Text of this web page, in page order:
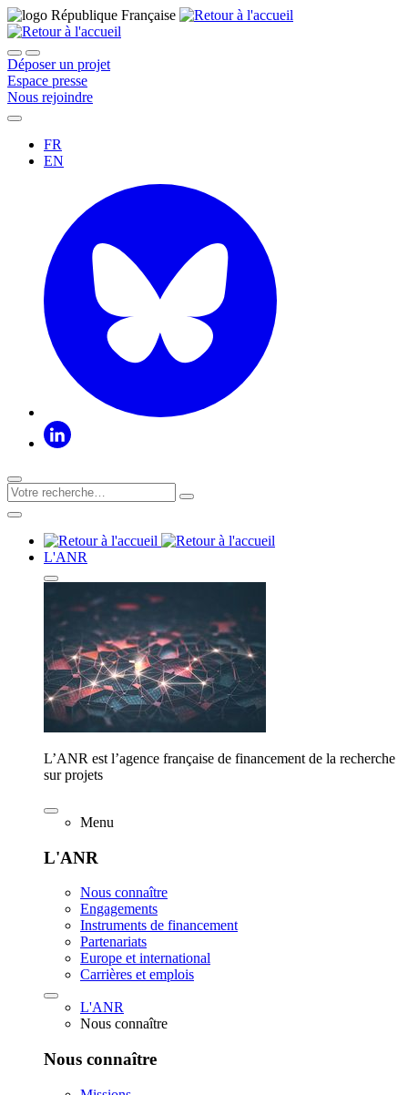
Déposer un projet
Espace presse
Nous rejoindre
FR
EN
L'ANR
L’ANR est l’agence française de financement de la recherche
sur projets
Menu
L'ANR
Nous connaître
Engagements
Instruments de financement
Partenariats
Europe et international
Carrières et emplois
L'ANR
Nous connaître
Nous connaître